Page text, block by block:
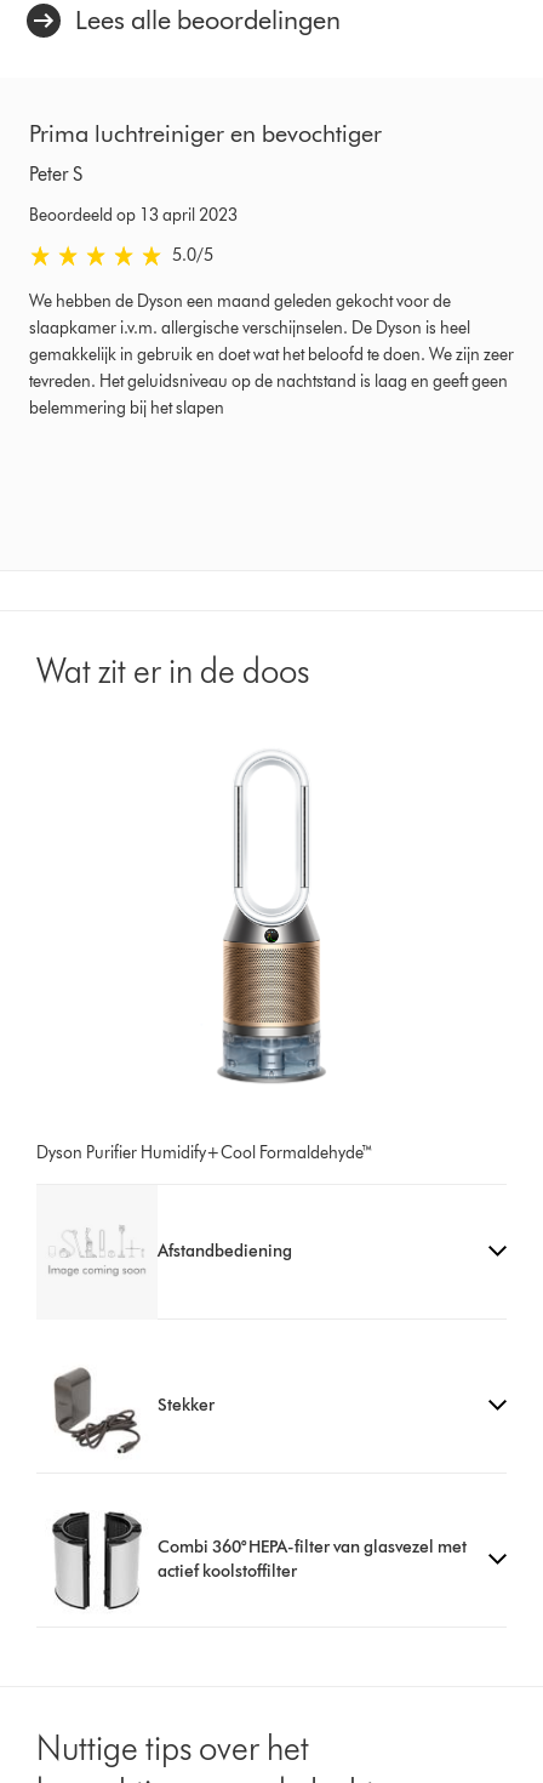
Lees alle beoordelingen
Prima luchtreiniger en bevochtiger
Peter S
Beoordeeld op 13 april 2023
5.0 sterren van 5 van Beoordeeld op 13 april 2023 Ratings
5.0/5
We hebben de Dyson een maand geleden gekocht voor de
slaapkamer i.v.m. allergische verschijnselen. De Dyson is heel
gemakkelijk in gebruik en doet wat het beloofd te doen. We zijn zeer
tevreden. Het geluidsniveau op de nachtstand is laag en geeft geen
belemmering bij het slapen
Wat zit er in de doos
Dyson Purifier Humidify+Cool Formaldehyde™
Afstandbediening
Stekker
Combi 360° HEPA-filter van glasvezel met
actief koolstoffilter
Nuttige tips over het